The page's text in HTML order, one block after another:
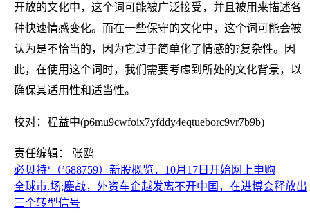
开放的文化中，这个词可能被广泛接受，并且被用来描述各
种快速情感变化。而在一些保守的文化中，这个词可能会被
认为是不恰当的，因为它过于简单化了情感的?复杂性。因
此，在使用这个词时，我们需要考虑到所处的文化背景，以
确保其适用性和适当性。
校对：程益中(p6mu9cwfoix7yfddy4eqtueborc9vr7b9b)
责任编辑： 张鸥
必贝特‘（’688759）新股概览，10月17日开始网上申购
全球市.场;鏖战，外资车企越发离不开中国，在进博会释放出
三个转型信号